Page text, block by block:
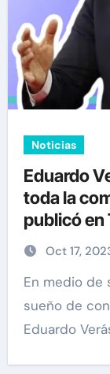
Noticias
Eduardo
toda la
publicó
Oct 17,
En medio de su búsqueda por alcanzar su
sueño de
Eduardo